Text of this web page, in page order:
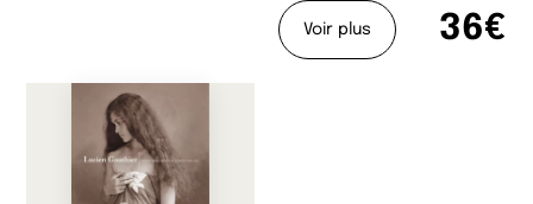
Voir plus 36€